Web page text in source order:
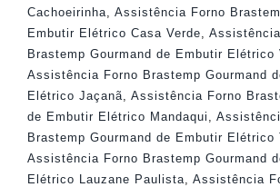
Cachoeirinha
Assistência Forno
Embutir Elétrico Casa Verde
Brastemp Gourmand de Embutir Elétrico
Assistência Forno Brastemp Gourmand
Elétrico Jaçanã
Assistência Forno
de Embutir Elétrico Mandaqui
Brastemp Gourmand de Embutir Elétrico
Assistência Forno Brastemp Gourmand
Elétrico Lauzane Paulista
Assistência